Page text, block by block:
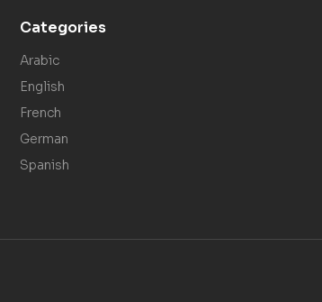
Categories
Arabic
English
French
German
Spanish